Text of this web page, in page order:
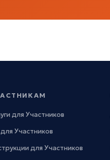
для Участников
Участников
для Участников